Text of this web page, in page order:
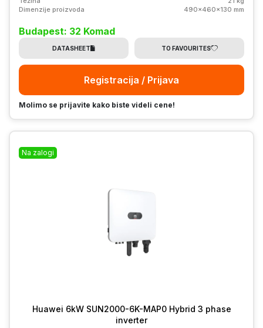
Dimenzije proizvoda
490x460x130 mm
Budapest: 32 Komad
DATASHEET TO FAVOURITES
Registracija / Prijava
Molimo se prijavite kako biste videli cene!
Na zalogi
Huawei 6kW SUN2000-6K-MAP0 Hybrid 3 phase
inverter